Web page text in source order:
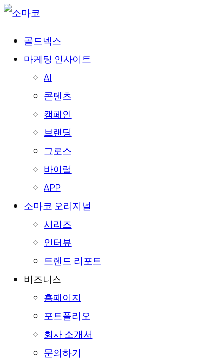
골드넥스
마케팅 인사이트
AI
콘텐츠
캠페인
브랜딩
그로스
바이럴
APP
소마코 오리지널
시리즈
인터뷰
트렌드 리포트
비즈니스
홈페이지
포트폴리오
회사 소개서
문의하기